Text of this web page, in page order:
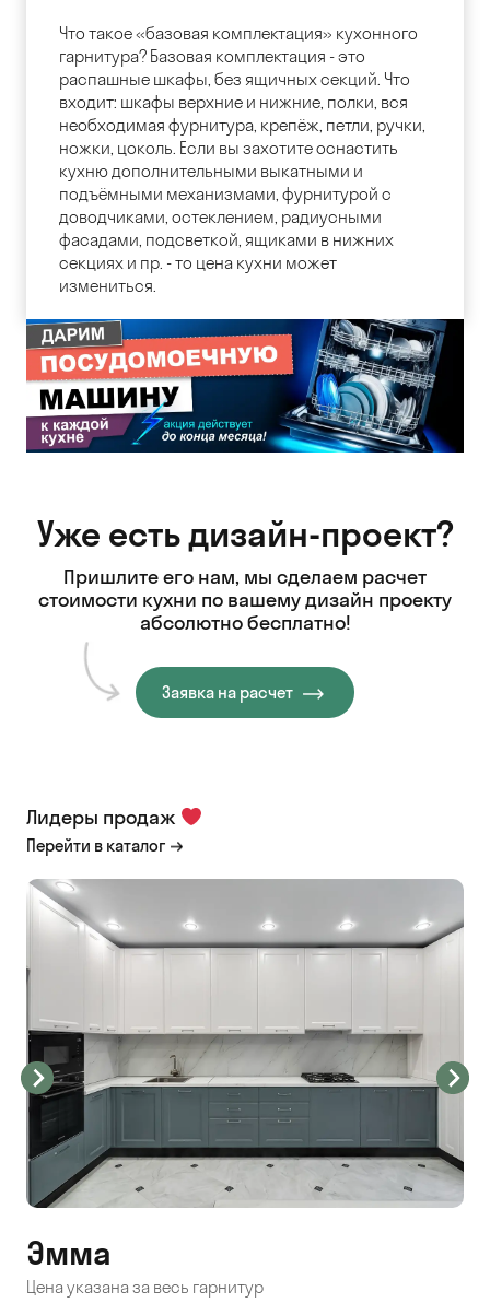
Что такое «базовая комплектация» кухонного
гарнитура? Базовая комплектация - это
распашные шкафы, без ящичных секций. Что
входит: шкафы верхние и нижние, полки, вся
необходимая фурнитура, крепёж, петли, ручки,
ножки, цоколь. Если вы захотите оснастить
кухню дополнительными выкатными и
подъёмными механизмами, фурнитурой с
доводчиками, остеклением, радиусными
фасадами, подсветкой, ящиками в нижних
секциях и пр. - то цена кухни может
измениться.
Уже есть дизайн-проект?
Пришлите его нам, мы сделаем расчет
стоимости кухни по вашему дизайн проекту
абсолютно бесплатно!
Заявка на расчет
Лидеры продаж
Перейти в каталог
Эмма
Цена указана за весь гарнитур